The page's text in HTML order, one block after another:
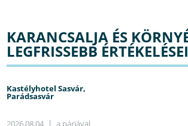
KARANCSALJA ÉS
LEGFRISSEBB ÉRTÉKELÉSEI
Kastélyhotel Sasvár,
Parádsasvár
2026.08.04 a párjával